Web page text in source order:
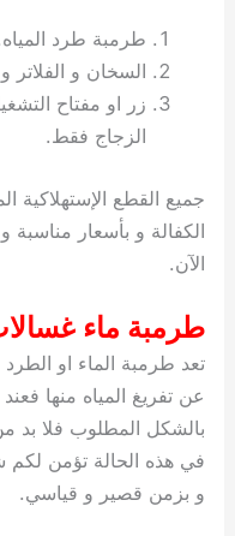
طرمبة طرد
السخان و الفلاتر
زر او مفتاح
الزجاج فقط.
جميع القطع الإستهلاكية
الكفالة و بأسعار مناسبة
الآن.
طرمبة ماء
تعد طرمبة الماء او
عن تفريغ المياه منها
بالشكل المطلوب فلا
في هذه الحالة تؤمن لكم
و بزمن قصير و قياسي.